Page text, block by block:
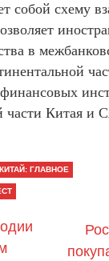
собой схему
в
части Китая и
ГЛАВНОЕ